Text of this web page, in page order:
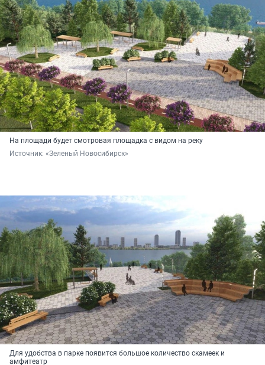
На площади будет смотровая площадка с видом на реку
Источник: «Зеленый Новосибирск»
Для удобства в парке появится большое количество скамеек и
амфитеатр